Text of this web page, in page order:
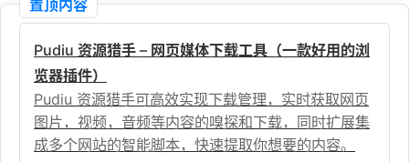
置顶内容
Pudiu 资源猎手 – 网页媒体下载工具（一款好用的浏
览器插件）
Pudiu 资源猎手可高效实现下载管理，实时获取网页
图片，视频，音频等内容的嗅探和下载，同时扩展集
成多个网站的智能脚本，快速提取你想要的内容。